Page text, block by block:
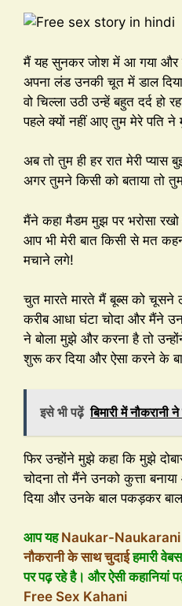
मैं यह सुनकर जोश में आ गया और
अपना लंड उनकी चूत में डाल
वो चिल्ला उठी उन्हें बहुत दर्द हो
पहले क्यों नहीं आए तुम मेरे पति ने
अब तो तुम ही हर रात मेरी प्यास
अगर तुमने किसी को बताया तो
मैंने कहा मैडम मुझ पर भरोसा
आप भी मेरी बात किसी से मत
मचाने लगे!
चुत मारते मारते मैं बूब्स को
करीब आधा घंटा चोदा और मैंने
ने बोला मुझे और करना है तो
शुरू कर दिया और ऐसा करने के
इसे भी पढ़ें बिमारी में नौकरानी
फिर उन्होंने मुझे कहा कि मुझे
चोदना तो मैंने उनको कुत्ता
दिया और उनके बाल पकड़कर
आप यहNaukar-Naukarani
नौकरानी के साथ चुदाईहमारी
पर पढ़ रहे है। और ऐसी कहानियां
Free Sex Kahani